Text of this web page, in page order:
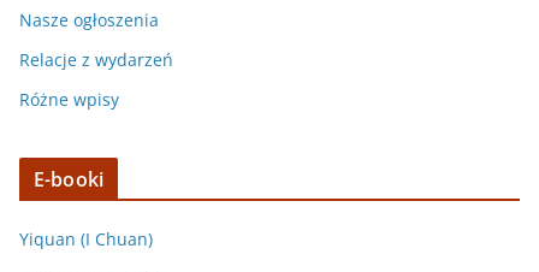
Nasze ogłoszenia
Relacje z wydarzeń
Różne wpisy
E-booki
Yiquan (I Chuan)